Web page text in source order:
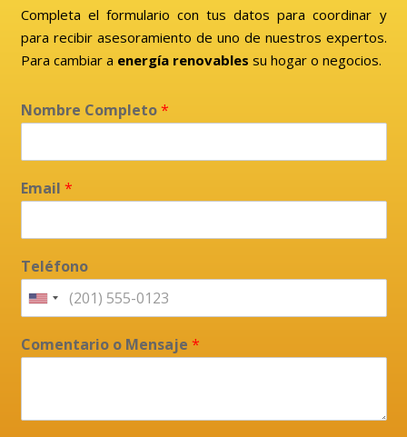
Completa el formulario con tus datos para coordinar y
para recibir asesoramiento de uno de nuestros expertos.
Para cambiar a energía renovables su hogar o negocios.
Nombre Completo*
Email *
Teléfono
Comentario o Mensaje *